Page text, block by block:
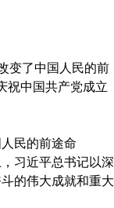
变了中国人民的前
中国共产党成立
民的前途命
习近平总书记以深
的伟大成就和重大